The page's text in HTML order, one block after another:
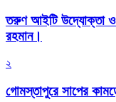
তরুণ আইটি উদ্যোক্তা ও
রহমান।
২
গোমস্তাপুরে সাপের